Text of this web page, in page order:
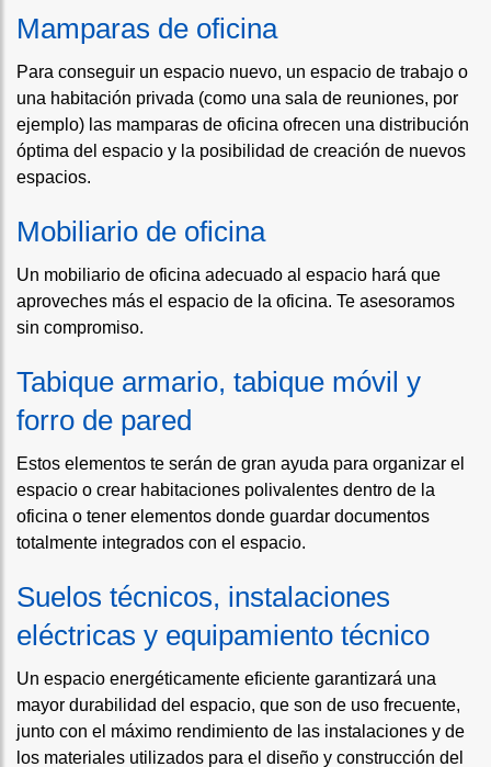
Mamparas de oficina
Para conseguir un espacio nuevo, un espacio de trabajo o
una habitación privada (como una sala de reuniones, por
ejemplo) las mamparas de oficina ofrecen una distribución
óptima del espacio y la posibilidad de creación de nuevos
espacios.
Mobiliario de oficina
Un mobiliario de oficina adecuado al espacio hará que
aproveches más el espacio de la oficina. Te asesoramos
sin compromiso.
Tabique armario, tabique móvil y
forro de pared
Estos elementos te serán de gran ayuda para organizar el
espacio o crear habitaciones polivalentes dentro de la
oficina o tener elementos donde guardar documentos
totalmente integrados con el espacio.
Suelos técnicos, instalaciones
eléctricas y equipamiento técnico
Un espacio energéticamente eficiente garantizará una
mayor durabilidad del espacio, que son de uso frecuente,
junto con el máximo rendimiento de las instalaciones y de
los materiales utilizados para el diseño y construcción del